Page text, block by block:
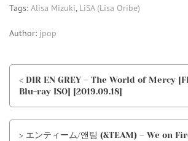
Tags: Alisa Mizuki, LiSA (Lisa Oribe)
Author: jpop
< DIR EN GREY – The World of Mercy
Blu-ray ISO] [2019.09.18]
> エンティーム/앤팀 (&TEAM) – We on